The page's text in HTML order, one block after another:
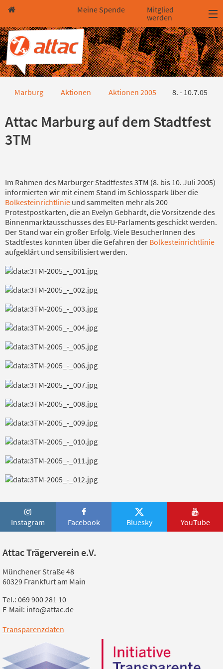
Direkt zum Hauptinhalt springen
Direkt zur Haupt-Navigation springen
Direkt zur Service-Navigation springen
Direkt zur Footer-Navigation springen
Direkt zum Footerinhalt springen
Meine Spende
Mitglied
werden
8. - 10.7.05
Marburg Aktionen Aktionen 2005 8. - 10.7.05
Attac Marburg auf dem Stadtfest
3TM
Im Rahmen des Marburger Stadtfestes 3TM (8. bis 10. Juli 2005)
informierten wir mit einem Stand im Schlosspark über die
Bolkesteinrichtlinie und sammelten mehr als 200
Protestpostkarten, die an Evelyn Gebhardt, die Vorsitzende des
Binnenmarktausschusses des EU-Parlaments geschickt werden.
Der Stand war ein großer Erfolg. Viele BesucherInnen des
Stadtfestes konnten über die Gefahren der Bolkesteinrichtlinie
aufgeklärt und sensibilisiert werden.
Instagram Facebook Bluesky YouTube
Attac Trägerverein e.V.
Münchener Straße 48
60329 Frankfurt am Main
Tel.: 069 900 281 10
E-Mail: info@attac.de
Transparenzdaten